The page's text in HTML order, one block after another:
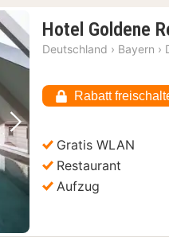
Nächstes Bild
Hotel Goldene
Deutschland › Bayern ›
Rabatt
Gratis WLAN
Restaurant
Aufzug